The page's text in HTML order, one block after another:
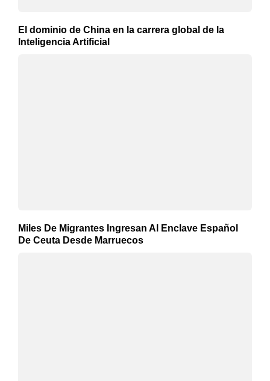
El dominio de China en la carrera global de la
Inteligencia Artificial
Miles De Migrantes Ingresan Al Enclave Español
De Ceuta Desde Marruecos